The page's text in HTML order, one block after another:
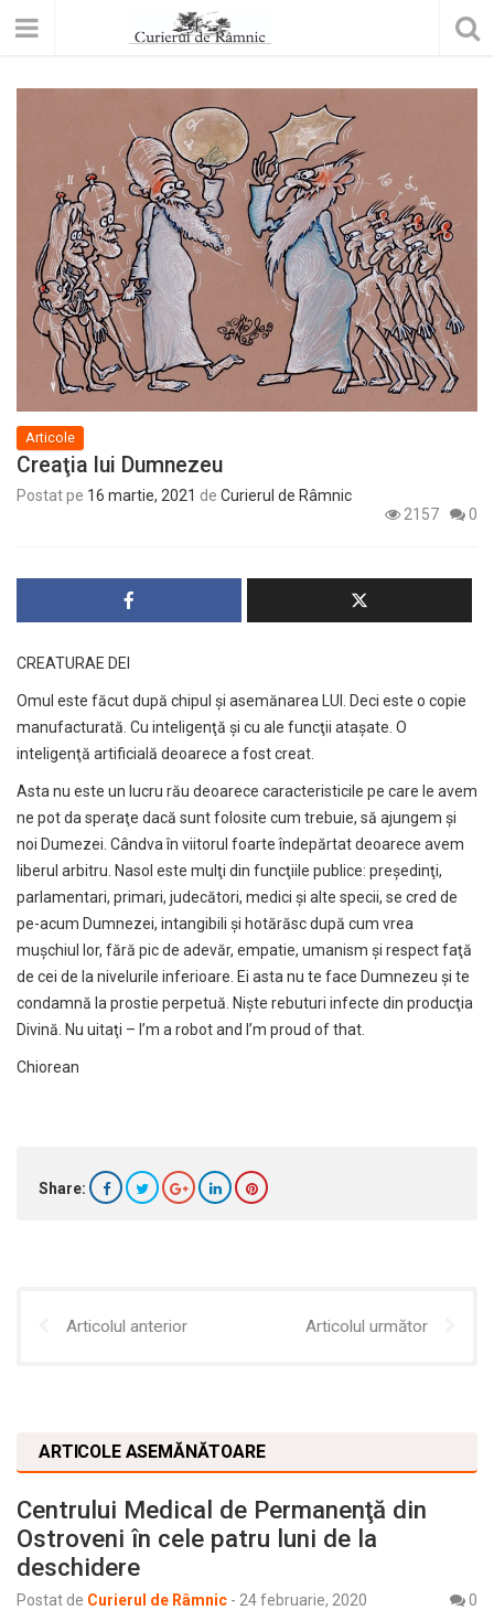
Articole
Creaţia lui Dumnezeu
Postat pe 16 martie, 2021 de Curierul de Râmnic
2157
0
CREATURAE DEI
Omul este făcut după chipul şi asemănarea LUI. Deci este o copie
manufacturată. Cu inteligenţă şi cu ale funcţii ataşate. O
inteligenţă artificială deoarece a fost creat.
Asta nu este un lucru rău deoarece caracteristicile pe care le avem
ne pot da speraţe dacă sunt folosite cum trebuie, să ajungem şi
noi Dumezei. Cândva în viitorul foarte îndepărtat deoarece avem
liberul arbitru. Nasol este mulţi din funcţiile publice: preşedinţi,
parlamentari, primari, judecători, medici şi alte specii, se cred de
pe-acum Dumnezei, intangibili şi hotărăsc după cum vrea
muşchiul lor, fără pic de adevăr, empatie, umanism şi respect faţă
de cei de la nivelurile inferioare. Ei asta nu te face Dumnezeu şi te
condamnă la prostie perpetuă. Nişte rebuturi infecte din producţia
Divină. Nu uitaţi – I’m a robot and I’m proud of that.
Chiorean
Share:
Articolul anterior Articolul următor
ARTICOLE ASEMĂNĂTOARE
Centrului Medical de Permanenţă din
Ostroveni în cele patru luni de la
deschidere
Postat de Curierul de Râmnic - 24 februarie, 2020
0